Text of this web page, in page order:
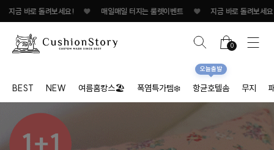
매일 터지는 룰렛이벤트 ♥ 지금 바로 돌려보세요! ♥ 매일매일 터지는 룰렛이벤
0
BEST NEW 여름홈캉스🏖 폭염특가템❄️ 항균호텔솜
오늘출발
무지